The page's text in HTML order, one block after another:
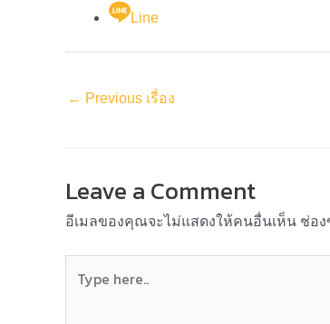
Line
← Previous เรื่อง
Leave a Comment
อีเมลของคุณจะไม่แสดงให้คนอื่นเห็น ช่อง
here..